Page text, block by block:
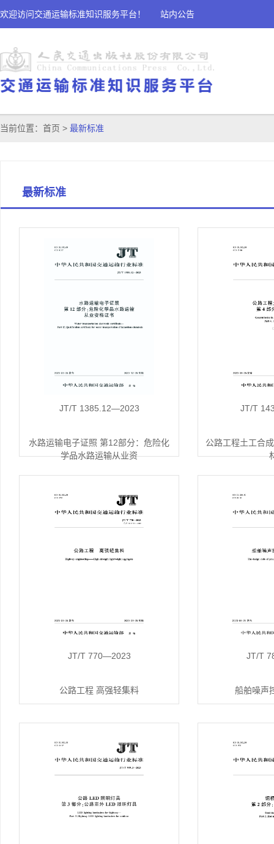
欢迎访问交通运输标准知识服务平台！ 站内公告
当前位置： 首页 > 最新标准
最新标准
JT/T 1385.12—2023
水路运输电子证照 第12部分：危险化
学品水路运输从业资
JT/T
公路工程土工合
JT/T 770—2023
公路工程 高强轻集料
JT/T
船舶噪声